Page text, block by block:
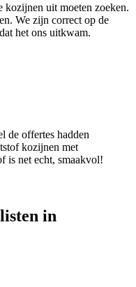
kozijnen uit moeten zoeken.
We zijn correct op de
het ons uitkwam.
de offertes hadden
kozijnen met
is net echt, smaakvol!
in